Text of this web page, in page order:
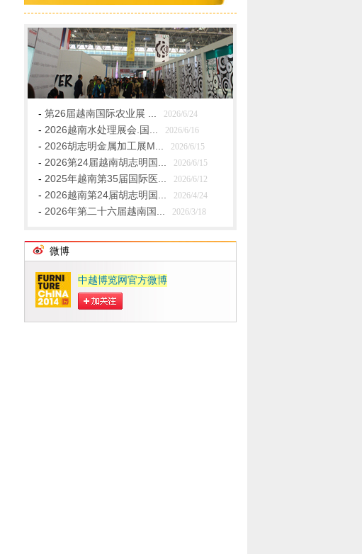
- 第26届越南国际农业展 ... 2026/6/24
- 2026越南水处理展会.国... 2026/6/16
- 2026胡志明金属加工展M... 2026/6/15
- 2026第24届越南胡志明国... 2026/6/15
- 2025年越南第35届国际医... 2026/6/12
- 2026越南第24届胡志明国... 2026/4/24
- 2026年第二十六届越南国... 2026/3/18
微博
中越博览网官方微博